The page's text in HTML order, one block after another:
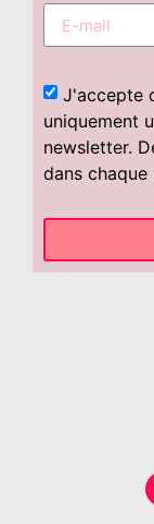
J'accepte
uniquement
newsletter.
dans chaque